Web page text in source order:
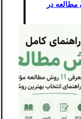
مطالعه در